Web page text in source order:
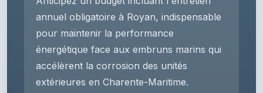
annuel obligatoire à Royan, indispensable
pour maintenir la performance
énergétique face aux embruns marins qui
accélèrent la corrosion des unités
extérieures en Charente-Maritime.